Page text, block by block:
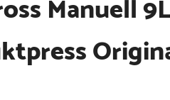
Manuell